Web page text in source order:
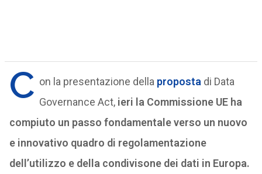
C on la presentazione della proposta di Data
Governance Act,ieri la Commissione UE ha
compiuto un passo fondamentale verso un nuovo
e innovativo quadro di regolamentazione
dell’utilizzo e della condivisone dei dati in Europa.